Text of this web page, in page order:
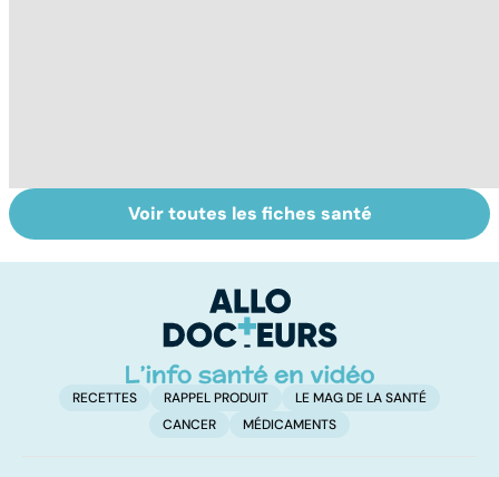
Staphylocoque
doré : une
Le sinus
pilonidal, un
Voir toutes les fiches santé
RECETTES RAPPEL PRODUIT
LE MAG DE LA SANTÉ
CANCER
MÉDICAMENTS